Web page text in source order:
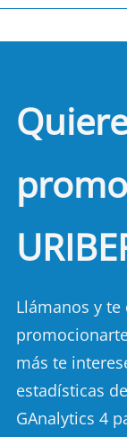
Llámanos y
más te
estadísticas
GAnalytics 4